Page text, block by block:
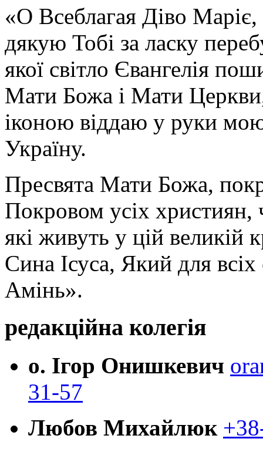
«О Всеблагая Діво
дякую Тобі за ласку
якої світло Євангелія
Мати Божа і Мати
іконою віддаю у руки
Україну.
Пресвята Мати Божа,
Покровом усіх християн,
які живуть у цій великій
Сина Ісуса, Який для
Амінь».
редакційна колегія
о. Ігор Онишкевич
31-57
Любов Михайлюк